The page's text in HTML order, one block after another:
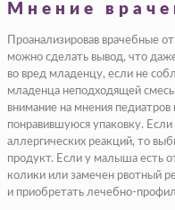
Мнение
Проанализировав врачебные
можно сделать вывод, что
во вред младенцу, если не
младенца неподходящей
внимание на мнения педиатров
понравившуюся упаковку.
аллергических реакций, то
продукт. Если у малыша есть
колики или замечен рвотный
и приобретать лечебно-